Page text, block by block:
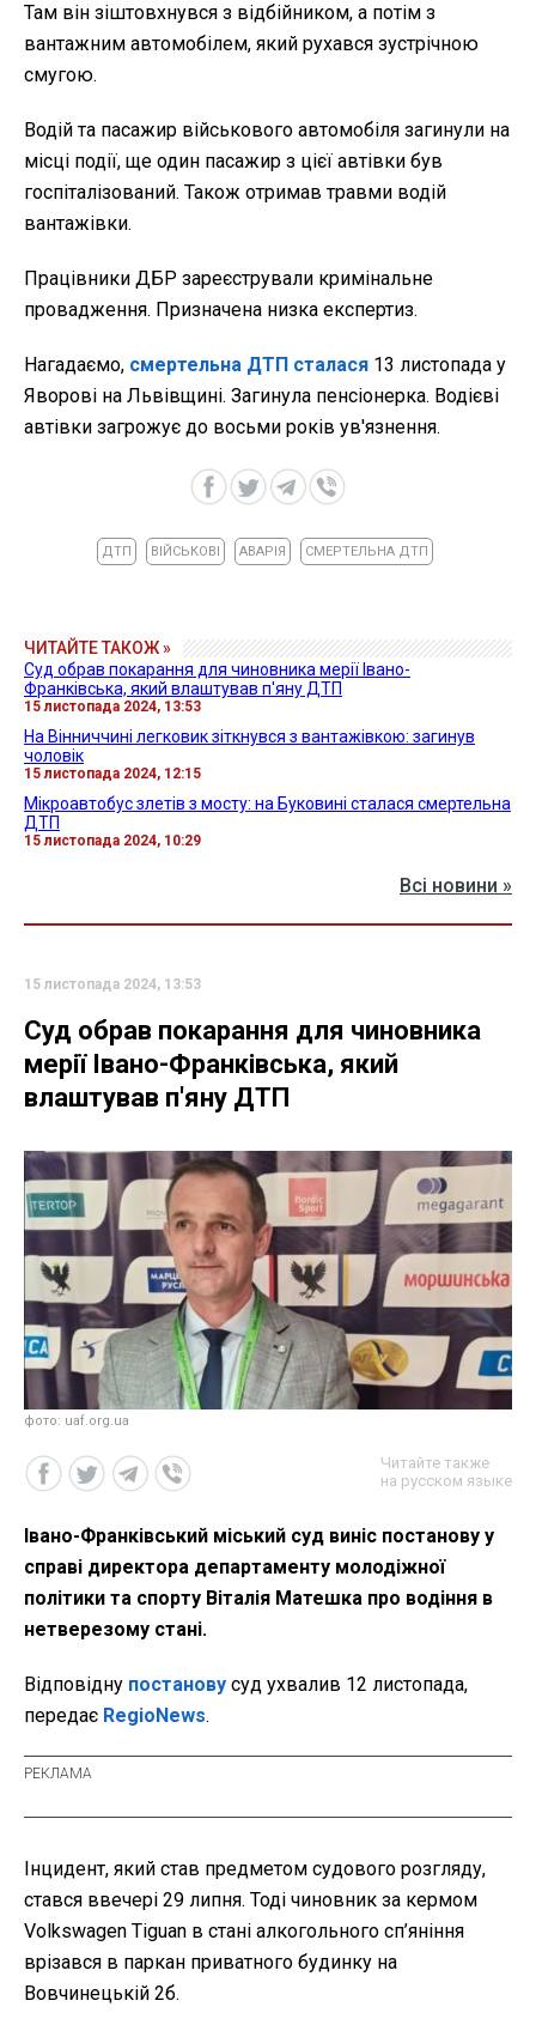
Там він зіштовхнувся з відбійником, а потім з
вантажним автомобілем, який рухався зустрічною
смугою.
Водій та пасажир військового автомобіля загинули на
місці події, ще один пасажир з цієї автівки був
госпіталізований. Також отримав травми водій
вантажівки.
Працівники ДБР зареєстрували кримінальне
провадження. Призначена низка експертиз.
Нагадаємо, смертельна ДТП сталася 13 листопада у
Яворові на Львівщині. Загинула пенсіонерка. Водієві
автівки загрожує до восьми років ув'язнення.
ДТП ВІЙСЬКОВІ АВАРІЯ СМЕРТЕЛЬНА ДТП
ЧИТАЙТЕ ТАКОЖ »
Суд обрав покарання для чиновника мерії Івано-
Франківська, який влаштував п'яну ДТП
15 листопада 2024, 13:53
На Вінниччині легковик зіткнувся з вантажівкою: загинув
чоловік
15 листопада 2024, 12:15
Мікроавтобус злетів з мосту: на Буковині сталася смертельна
ДТП
15 листопада 2024, 10:29
Всі новини »
15 листопада 2024, 13:53
Суд обрав покарання для чиновника
мерії Івано-Франківська, який
влаштував п'яну ДТП
фото: uaf.org.ua
Читайте также
на русском языке
Івано-Франківський міський суд виніс постанову у
справі директора департаменту молодіжної
політики та спорту Віталія Матешка про водіння в
нетверезому стані.
Відповідну постанову суд ухвалив 12 листопада,
передає RegioNews.
Інцидент, який став предметом судового розгляду,
стався ввечері 29 липня. Тоді чиновник за кермом
Volkswagen Tiguan в стані алкогольного сп’яніння
врізався в паркан приватного будинку на
Вовчинецькій 2б.